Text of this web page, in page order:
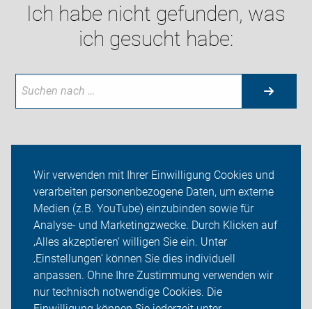
Wir verwenden mit Ihrer Einwilligung Cookies und
verarbeiten personenbezogene Daten, um externe
Medien (z.B. YouTube) einzubinden sowie für
Analyse- und Marketingzwecke. Durch Klicken auf
‚Alles akzeptieren‘ willigen Sie ein. Unter
‚Einstellungen‘ können Sie dies individuell
anpassen. Ohne Ihre Zustimmung verwenden wir
nur technisch notwendige Cookies. Die
Ich habe nicht gefunden, was
ich gesucht habe:
ADFC Marbach
Sei dabei
Presse
Login